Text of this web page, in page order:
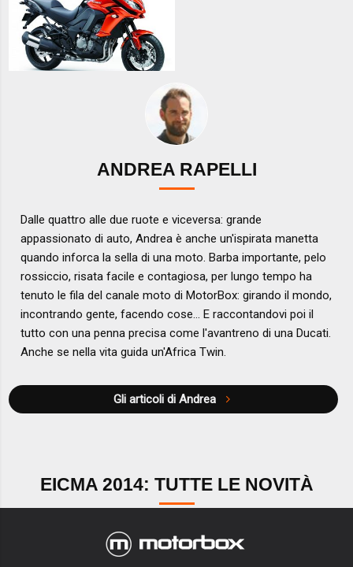
ANDREA RAPELLI
Dalle quattro alle due ruote e viceversa: grande
appassionato di auto, Andrea è anche un'ispirata manetta
quando inforca la sella di una moto. Barba importante, pelo
rossiccio, risata facile e contagiosa, per lungo tempo ha
tenuto le fila del canale moto di MotorBox: girando il mondo,
incontrando gente, facendo cose... E raccontandovi poi il
tutto con una penna precisa come l'avantreno di una Ducati.
Anche se nella vita guida un'Africa Twin.
Gli articoli di Andrea
EICMA 2014: TUTTE LE NOVITÀ